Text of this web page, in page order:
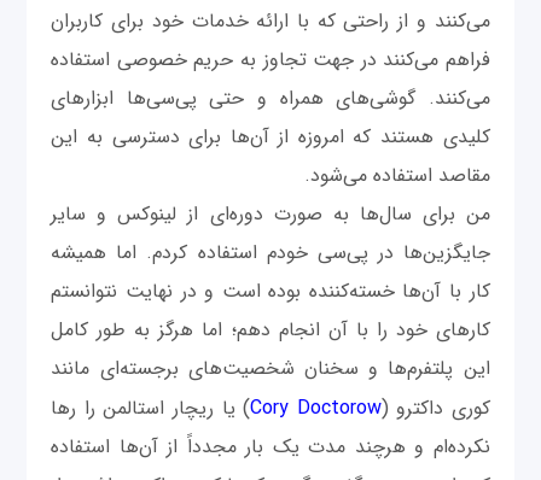
می‌کنند و از راحتی که با ارائه خدمات خود برای کاربران
فراهم می‌کنند در جهت تجاوز به حریم خصوصی استفاده
می‌کنند. گوشی‌های همراه و حتی پی‌سی‌ها ابزارهای
کلیدی هستند که امروزه از آن‌ها برای دسترسی به این
مقاصد استفاده می‌شود.
من برای سال‌ها به صورت دوره‌ای از لینوکس و سایر
جایگزین‌ها در پی‌سی خودم استفاده کردم. اما همیشه
کار با آن‌ها خسته‌کننده بوده است و در نهایت نتوانستم
کارهای خود را با آن انجام دهم؛ اما هرگز به طور کامل
این پلتفرم‌ها و سخنان شخصیتهای برجستهای مانند
کوری داکترو (Cory Doctorow) یا ریچار استالمن را رها
نکرده‌ام و هرچند مدت یک بار مجدداً از آن‌ها استفاده